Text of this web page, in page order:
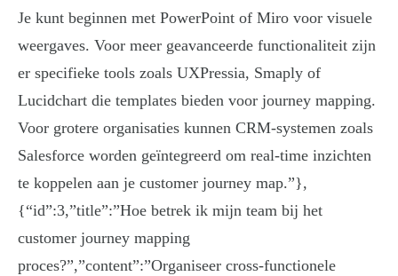
Je kunt beginnen met PowerPoint of Miro voor visuele
weergaves. Voor meer geavanceerde functionaliteit zijn
er specifieke tools zoals UXPressia, Smaply of
Lucidchart die templates bieden voor journey mapping.
Voor grotere organisaties kunnen CRM-systemen zoals
Salesforce worden geïntegreerd om real-time inzichten
te koppelen aan je customer journey map.”},
{“id”:3,”title”:”Hoe betrek ik mijn team bij het
customer journey mapping
proces?”,”content”:”Organiseer cross-functionele